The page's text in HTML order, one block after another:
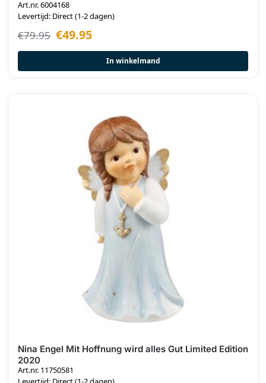
Art.nr. 6004168
Levertijd: Direct (1-2 dagen)
€79.95 €49.95
In winkelmand
Nina Engel Mit Hoffnung wird alles Gut Limited Edition
2020
Art.nr. 11750581